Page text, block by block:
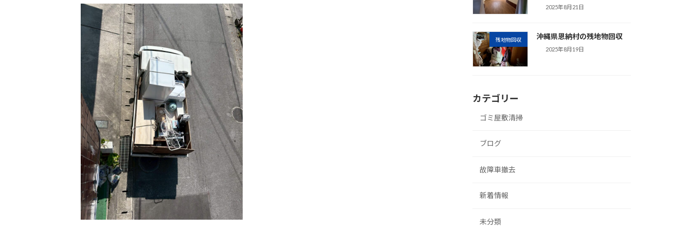
2025年8月21日
残地物回収 沖縄県恩納村の残地物回収
2025年8月19日
カテゴリー
ゴミ屋敷清掃
ブログ
故障車撤去
新着情報
未分類